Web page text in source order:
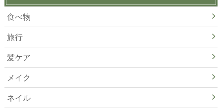
食べ物
旅行
髪ケア
メイク
ネイル